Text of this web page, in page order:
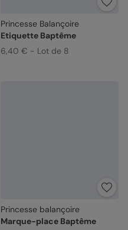
Princesse Balançoire
Etiquette Baptême
6,40 € - Lot de 8
Princesse balançoire
Marque-place Baptême